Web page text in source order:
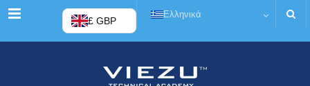
Μενού £ GBP
Ελληνικά